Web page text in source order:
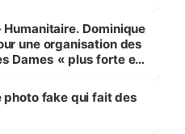
Dominique
une organisation des
Dames « plus forte et
internationale »
photo fake qui fait des